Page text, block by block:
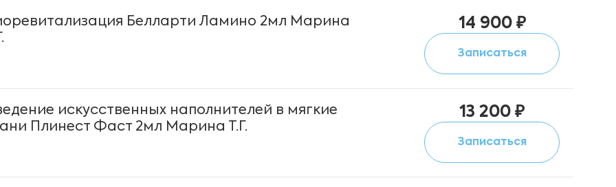
Белларти Ламино 2мл Марина
14 900 ₽
Записаться
искусственных наполнителей в мягкие
Плинест Фаст 2мл Марина Т.Г.
13 200 ₽
Записаться